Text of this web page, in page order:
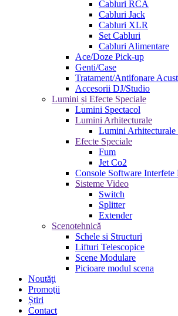
Cabluri RCA
Cabluri Jack
Cabluri XLR
Set Cabluri
Cabluri Alimentare
Ace/Doze Pick-up
Genti/Case
Tratament/Antifonare
Accesorii DJ/Studio
Lumini și Efecte Speciale
Lumini Spectacol
Lumini Arhitecturale
Lumini Arhitecturale
Efecte Speciale
Fum
Jet Co2
Console Software
Sisteme Video
Switch
Splitter
Extender
Scenotehnică
Schele si Structuri
Lifturi Telescopice
Scene Modulare
Picioare modul scena
Noutăţi
Promoţii
Știri
Contact